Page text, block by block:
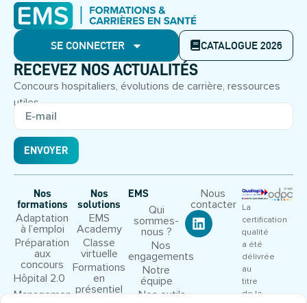
SE CONNECTER CATALOGUE 2026
RECEVEZ NOS ACTUALITÉS
Concours hospitaliers, évolutions de carrière, ressources
utiles.
ENVOYER
Nos
formations
Adaptation
à l’emploi
Préparation
aux
concours
Hôpital 2.0
Management
Nos
solutions
EMS
Academy
Classe
virtuelle
Formations
en
présentiel
EMS
Qui
sommes-
nous ?
Nos
engagements
Notre
équipe
Nos outils
Nous
contacter
La
certification
qualité
a été
délivrée
au
titre
de la